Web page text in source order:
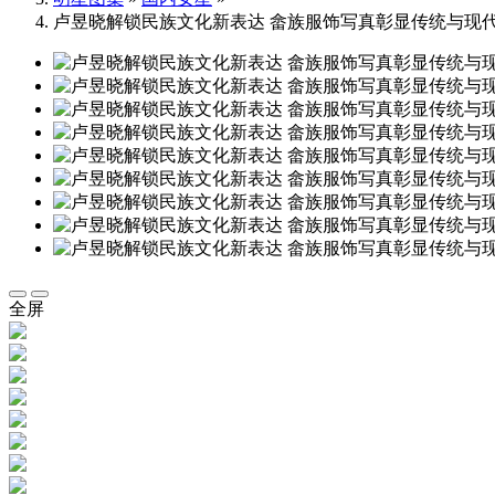
卢昱晓解锁民族文化新表达 畲族服饰写真彰显传统与现
全屏